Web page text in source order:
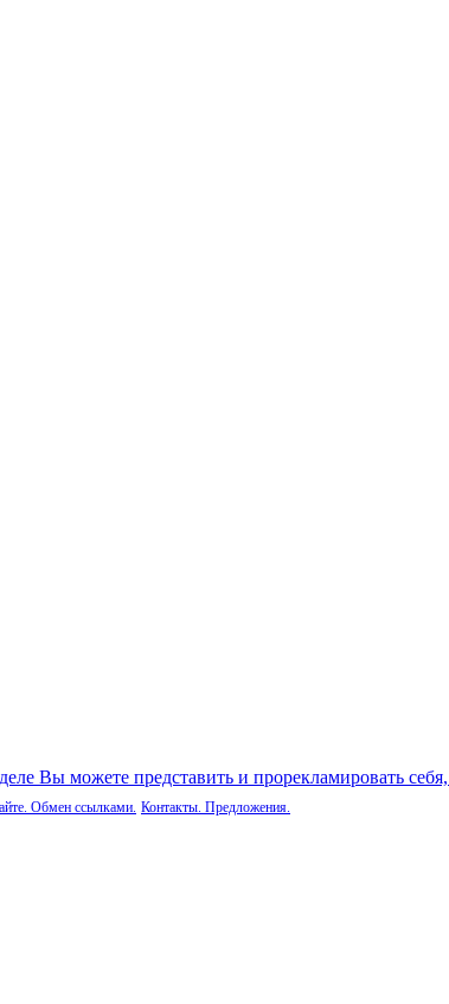
Вы можете представить и прорекламировать
Обмен ссылками. Контакты. Предложения.